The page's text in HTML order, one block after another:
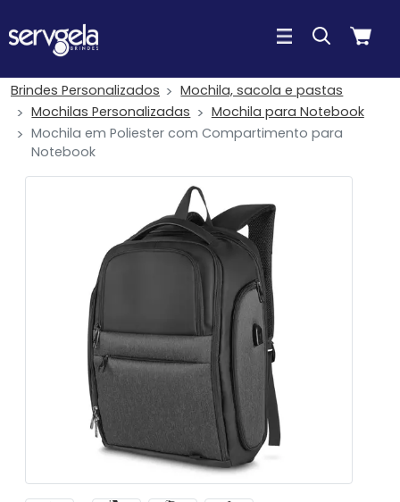
Brindes Personalizados
Mochila, sacola e pastas
Mochilas Personalizadas
Mochila para Notebook
Mochila em Poliester com Compartimento para
Notebook